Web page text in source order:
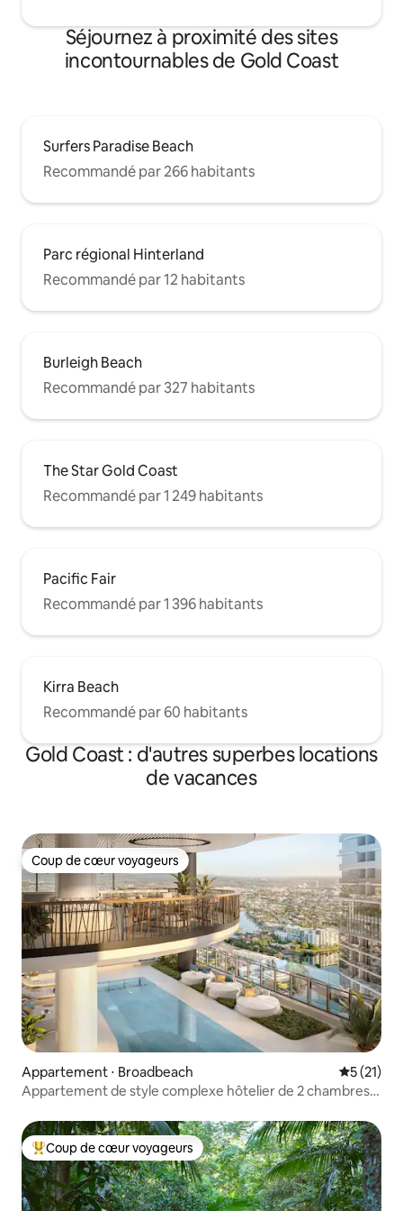
Séjournez à proximité des sites
incontournables de Gold Coast
Surfers Paradise Beach
Recommandé par 266 habitants
Parc régional Hinterland
Recommandé par 12 habitants
Burleigh Beach
Recommandé par 327 habitants
The Star Gold Coast
Recommandé par 1 249 habitants
Pacific Fair
Recommandé par 1 396 habitants
Kirra Beach
Recommandé par 60 habitants
Gold Coast : d'autres superbes locations
de vacances
Coup de cœur voyageurs
Coup de cœur voyageurs
Appartement ⋅ Broadbeach
5 (21)
Appartement de style complexe hôtelier de 2 chambres
Coups de cœur voyageurs les plus appréciés
Coup de cœur voyageurs